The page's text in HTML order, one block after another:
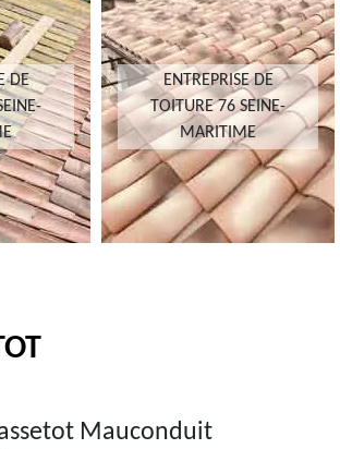
DE
ENTREPRISE DE
TOITURE 76 SEINE-
MARITIME
Mauconduit